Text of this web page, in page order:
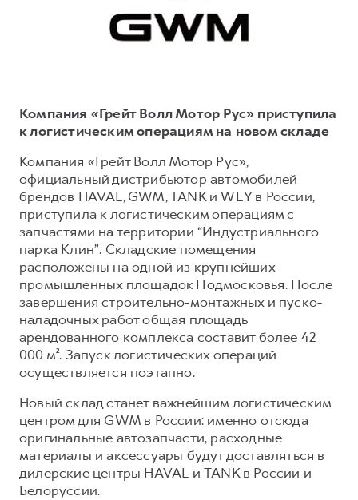
F7
от 2 899 000 ₽
F7X
POER
от 3 449 000 ₽
Кредитный калькулятор
Страхование
Кредит
КОРПОРАТИВНЫМ КЛИЕНТАМ
Для малого бизнеса
Корпоративным клиентам
Крупным корпоративным клиентам
Система управления автопарком
Сервис для корпоративных клиентов
HAVAL Лизинг
АКСЕССУАРЫ HAVAL
Автомобильные аксессуары
Коллекция CITY
СЕРВИСНОЕ ОБСЛУЖИВАНИЕ
Электронный ПТС
ПОДДЕРЖКА
GWM Безопасность
Гарантия HAVAL
Мобильное приложение GWM
Программа «HAVAL Защита+»
Руководства по эксплуатации
Подписки
АКСЕССУАРЫ HAVAL
Автомобильные аксессуары
Коллекция CITY
Коллекция Базовая
Коллекция Детская
ИНФОРМАЦИЯ О ДИЛЕРЕ
Компания «Грейт Волл Мотор Рус» приступила
к логистическим операциям на новом складе
Компания «Грейт Волл Мотор Рус»,
официальный дистрибьютор автомобилей
брендов HAVAL, GWM, TANK и WEY в России,
приступила к логистическим операциям с
запчастями на территории “Индустриального
парка Клин”. Складские помещения
расположены на одной из крупнейших
промышленных площадок Подмосковья. После
завершения строительно-монтажных и пуско-
наладочных работ общая площадь
арендованного комплекса составит более 42
000 м². Запуск логистических операций
осуществляется поэтапно.
Новый склад станет важнейшим логистическим
центром для GWM в России: именно отсюда
оригинальные автозапчасти, расходные
материалы и аксессуары будут доставляться в
дилерские центры HAVAL и TANK в России и
Белоруссии.